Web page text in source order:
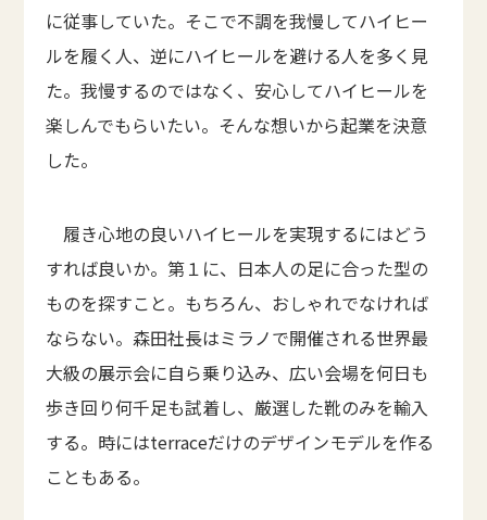
に従事していた。そこで不調を我慢してハイヒー
ルを履く人、逆にハイヒールを避ける人を多く見
た。我慢するのではなく、安心してハイヒールを
楽しんでもらいたい。そんな想いから起業を決意
した。
履き心地の良いハイヒールを実現するにはどう
すれば良いか。第１に、日本人の足に合った型の
ものを探すこと。もちろん、おしゃれでなければ
ならない。森田社長はミラノで開催される世界最
大級の展示会に自ら乗り込み、広い会場を何日も
歩き回り何千足も試着し、厳選した靴のみを輸入
する。時にはterraceだけのデザインモデルを作る
こともある。